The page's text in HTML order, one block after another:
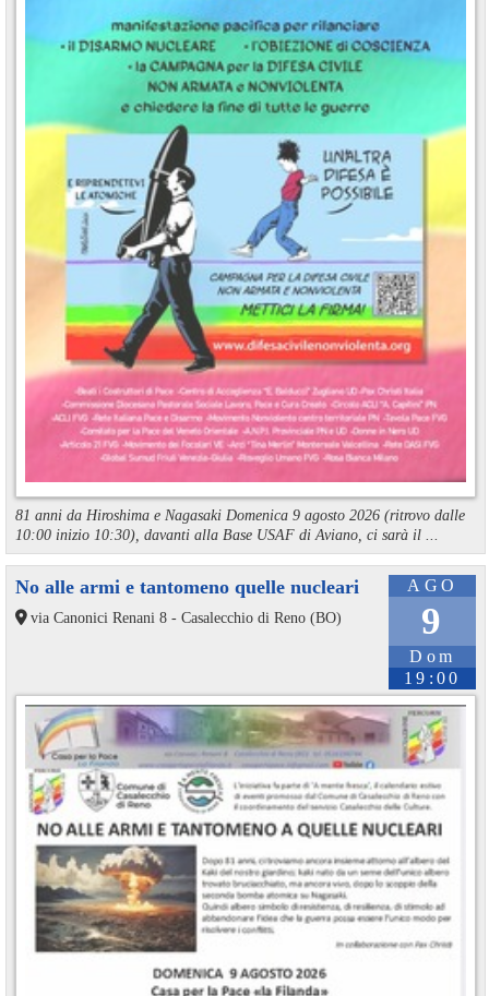
81 anni da Hiroshima e Nagasaki Domenica 9 agosto 2026 (ritrovo dalle
10:00 inizio 10:30), davanti alla Base USAF di Aviano, ci sarà il ...
AGO
9
Dom
19:00
No alle armi e tantomeno quelle nucleari
via Canonici Renani 8 - Casalecchio di Reno (BO)